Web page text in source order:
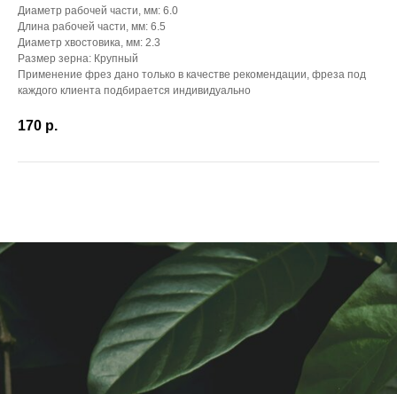
Диаметр рабочей части, мм: 6.0
Длина рабочей части, мм: 6.5
Диаметр хвостовика, мм: 2.3
Размер зерна: Крупный
Применение фрез дано только в качестве рекомендации, фреза под
каждого клиента подбирается индивидуально
170 р.